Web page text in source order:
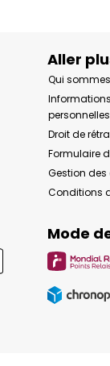
Aller
Qui
personnelles
Droit de
Formulaire
Gestion des
Conditions
Mode